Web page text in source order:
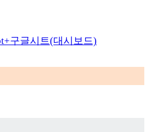
구글시트(대시보드)